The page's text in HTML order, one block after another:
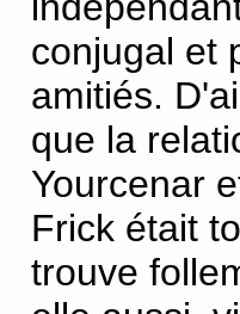
conjugal et
amitiés.
que la
Yourcenar
Frick était
trouve